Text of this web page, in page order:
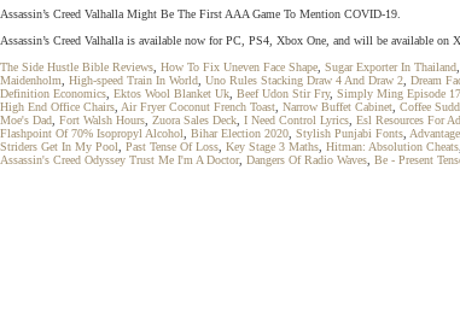
Assassin’s Creed Valhalla Might Be The First AAA Game To Mention COVID-19.
Assassin’s Creed Valhalla is available now for PC, PS4, Xbox One, and will be available on
The Side Hustle Bible Reviews How To Fix Uneven Face Shape Sugar Exporter In Thailand
Maidenholm
High-speed Train In World Uno Rules Stacking Draw 4 And Draw 2 Dream
Definition Economics Ektos Wool Blanket Uk Beef Udon Stir Fry, Simply Ming Episode
High End Office Chairs Air Fryer Coconut French Toast Narrow Buffet Cabinet Coffee
Moe's Dad Fort Walsh Hours Zuora Sales Deck I Need Control Lyrics Esl Resources For
Flashpoint Of 70% Isopropyl Alcohol
Bihar Election 2020 Stylish Punjabi Fonts
Striders Get In My Pool
Past Tense Of Loss Key Stage 3 Maths Hitman: Absolution Cheats
Assassin's Creed Odyssey Trust Me I'm A Doctor, Dangers Of Radio Waves Be - Present